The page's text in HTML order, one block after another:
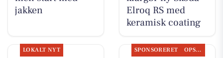
jakken
Elroq RS med
keramisk coating
LOKALT NYT SPONSORERET OPSLAGSTAVLEN